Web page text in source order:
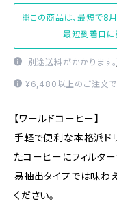
※この商品は、最短で8
最短到着日に
別途送料がかかります。
¥6,480以上のご注文で
【ワールドコーヒー】
手軽で便利な本格派ド
たコーヒーにフィルタ
易抽出タイプでは味わ
ください。